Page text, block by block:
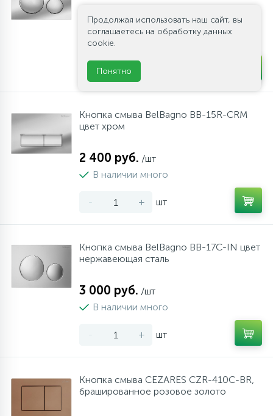
2 400 руб. /шт
В наличии много
Кнопка смыва BelBagno BB-15R-CRM
цвет хром
2 400 руб. /шт
В наличии много
- + шт
Кнопка смыва BelBagno BB-17C-IN цвет
нержавеющая сталь
3 000 руб. /шт
В наличии много
- + шт
Кнопка смыва CEZARES CZR-410C-BR,
брашированное розовое золото
Продолжая использовать наш сайт, вы
соглашаетесь на обработку данных
cookie.
Понятно